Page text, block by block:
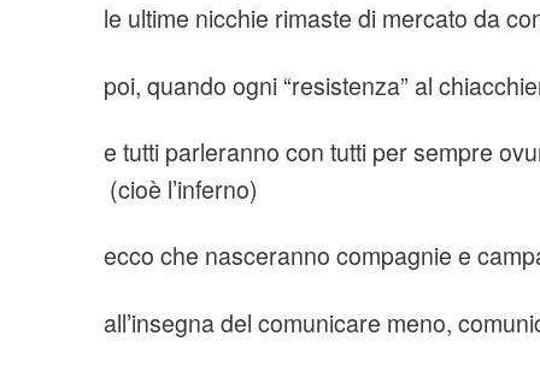
le ultime nicchie rimaste di mercato da
poi, quando ogni “resistenza” al
e tutti parleranno con tutti per sempre
(cioè l’inferno)
ecco che nasceranno compagnie e
all’insegna del comunicare meno,